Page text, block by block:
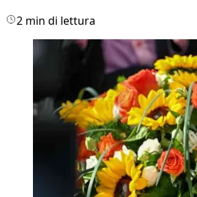
2 min di lettura